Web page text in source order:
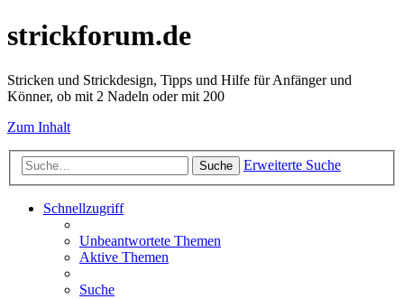
strickforum.de
Stricken und Strickdesign, Tipps und Hilfe für Anfänger und
Könner, ob mit 2 Nadeln oder mit 200
Zum Inhalt
Suche Erweiterte Suche
Schnellzugriff
Unbeantwortete Themen
Aktive Themen
Suche